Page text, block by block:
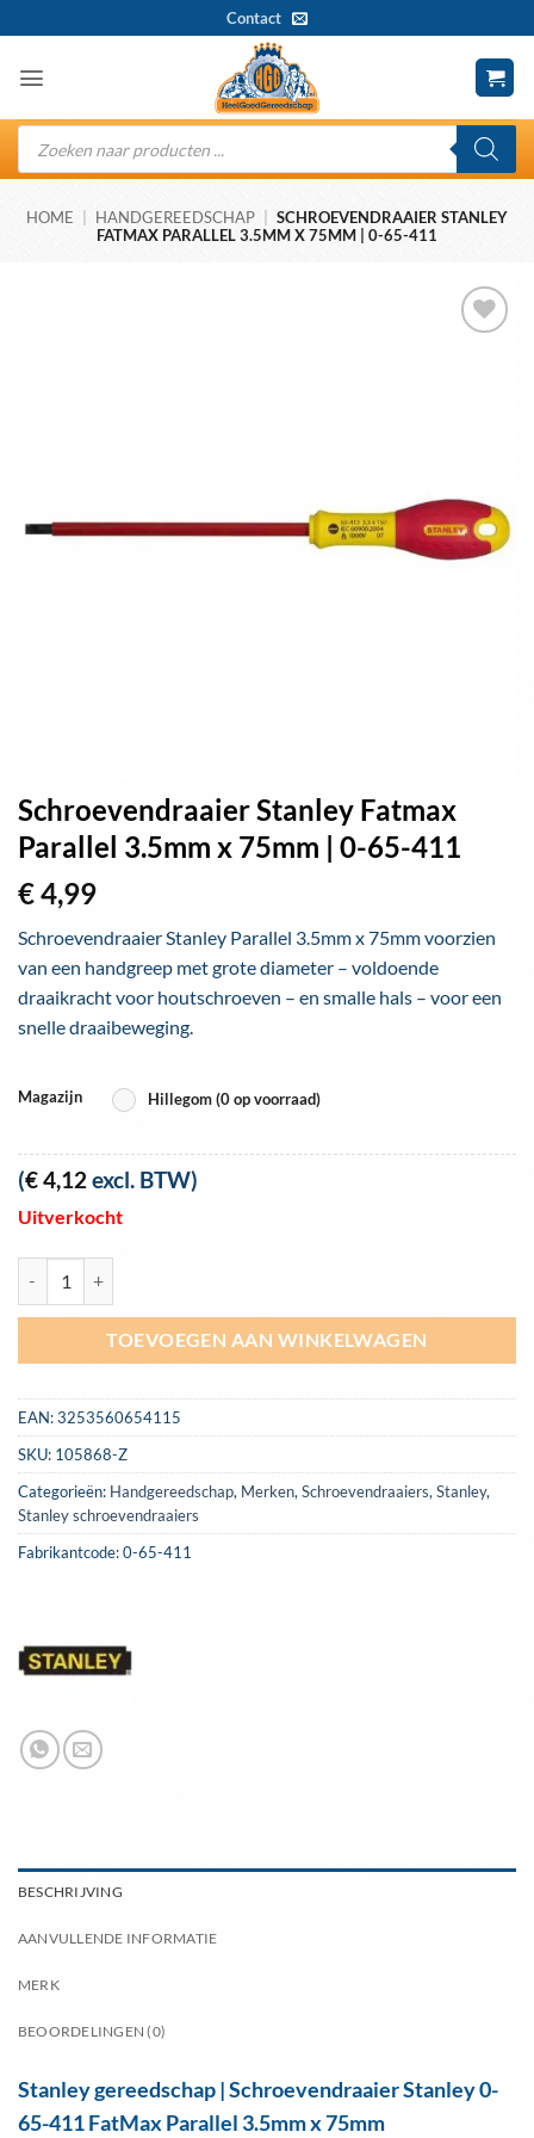
naar
inhoud
Contact
Producten
zoeken
HOME HANDGEREEDSCHAP
SCHROEVENDRAAIER STANLEY
FATMAX PARALLEL 3.5MM X 75MM | 0-65-411
Schroevendraaier Stanley Fatmax
Parallel 3.5mm x 75mm | 0-65-411
€4,99
Schroevendraaier Stanley Parallel 3.5mm x 75mm voorzien
van een handgreep met grote diameter – voldoende
draaikracht voor houtschroeven – en smalle hals – voor een
snelle draaibeweging.
Magazijn Hillegom (0 op voorraad)
(€4,12 excl. BTW)
Uitverkocht
TOEVOEGEN AAN WINKELWAGEN
EAN:3253560654115
SKU: 105868-Z
Categorieën: Handgereedschap, Merken, Schroevendraaiers, Stanley,
Stanley schroevendraaiers
Fabrikantcode: 0-65-411
BESCHRIJVING
AANVULLENDE INFORMATIE
MERK
BEOORDELINGEN (0)
Stanley gereedschap | Schroevendraaier Stanley 0-
65-411 FatMax Parallel 3.5mm x 75mm